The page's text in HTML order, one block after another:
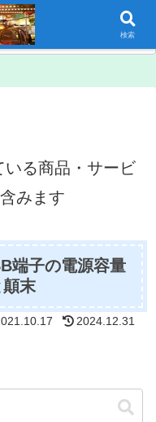
いる商品・サービ
みます
端子の電源容量
末
2024.12.31
検索